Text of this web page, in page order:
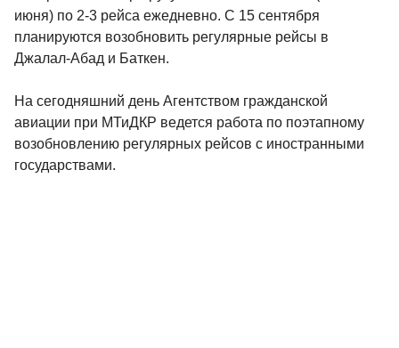
июня) по 2-3 рейса ежедневно. С 15 сентября
планируются возобновить регулярные рейсы в
Джалал-Абад и Баткен.
На сегодняшний день Агентством гражданской
авиации при МТиДКР ведется работа по поэтапному
возобновлению регулярных рейсов с иностранными
государствами.